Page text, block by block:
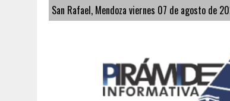
San Rafael, Mendoza viernes 07 de agosto de